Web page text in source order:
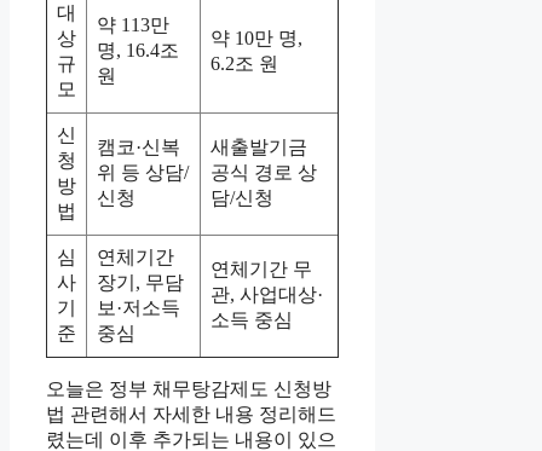
대
상
규
모
약 113만
명, 16.4조
원
약 10만 명,
6.2조 원
신
청
방
법
캠코·신복
위 등 상담/
신청
새출발기금
공식 경로 상
담/신청
심
사
기
준
연체기간
장기, 무담
보·저소득
중심
연체기간 무
관, 사업대상·
소득 중심
오늘은 정부 채무탕감제도 신청방
법 관련해서 자세한 내용 정리해드
렸는데 이후 추가되는 내용이 있으